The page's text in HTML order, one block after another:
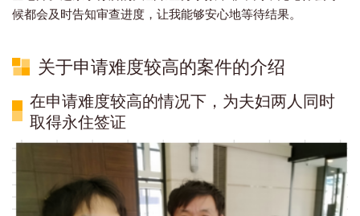
候都会及时告知审查进度，让我能够安心地等待结果。
关于申请难度较高的案件的介绍
在申请难度较高的情况下，为夫妇两人同时
取得永住签证